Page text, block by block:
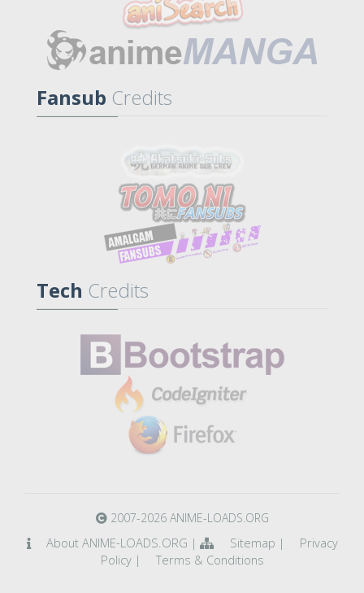
Fansub Credits
Tech Credits
2007-2026 ANIME-LOADS.ORG
About ANIME-LOADS.ORG | Sitemap |
Privacy
Policy| Terms & Conditions